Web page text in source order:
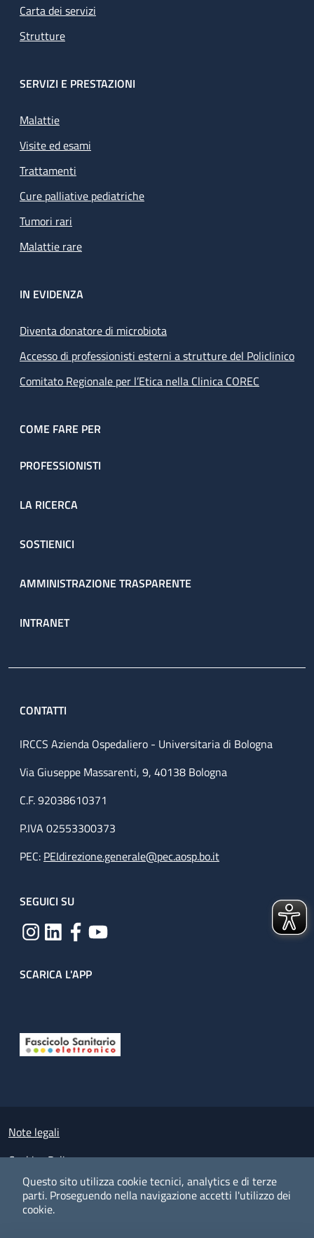
Questo sito utilizza cookie tecnici, analytics e di terze
parti. Proseguendo nella navigazione accetti l'utilizzo dei
cookie.
Carta dei servizi
Strutture
SERVIZI E PRESTAZIONI
Malattie
Visite ed esami
Trattamenti
Cure palliative pediatriche
Tumori rari
Malattie rare
IN EVIDENZA
Diventa donatore di microbiota
Accesso di professionisti esterni a strutture del Policlinico
Comitato Regionale per l’Etica nella Clinica COREC
COME FARE PER
PROFESSIONISTI
LA RICERCA
SOSTIENICI
AMMINISTRAZIONE TRASPARENTE
INTRANET
CONTATTI
IRCCS Azienda Ospedaliero - Universitaria di Bologna
Via Giuseppe Massarenti, 9, 40138 Bologna
C.F. 92038610371
P.IVA 02553300373
PEC: PEIdirezione.generale@pec.aosp.bo.it
SEGUICI SU
SCARICA L'APP
Small prints
Note legali
Cookies Policy
Policy privacy e protezione del dato personale
Albo pretorio on-line